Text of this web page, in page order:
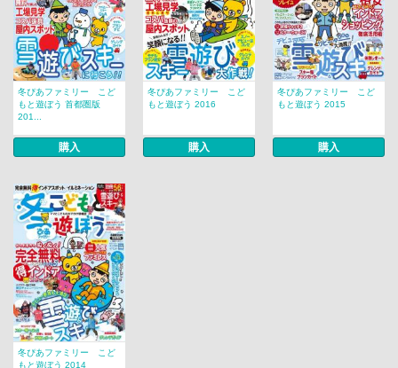
冬ぴあファミリー こど
もと遊ぼう 首都圏版
201...
購入
冬ぴあファミリー こど
もと遊ぼう 2016
購入
冬ぴあファミリー こど
もと遊ぼう 2015
購入
冬ぴあファミリー こど
もと遊ぼう 2014